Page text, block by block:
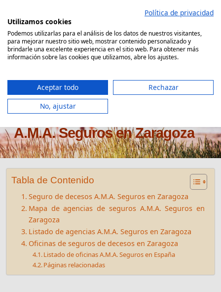
contenido
Comparador Seguro Decesos
Oficinas seguros de decesos
A.M.A. Seguros en Zaragoza
Tabla de Contenido
Seguro de decesos A.M.A. Seguros en Zaragoza
Mapa de agencias de seguros A.M.A. Seguros en
Zaragoza
Listado de agencias A.M.A. Seguros en Zaragoza
Oficinas de seguros de decesos en Zaragoza
Listado de oficinas A.M.A. Seguros en España
Páginas relacionadas
Política de privacidad
Utilizamos cookies
Podemos utilizarlas para el análisis de los datos de nuestros visitantes,
para mejorar nuestro sitio web, mostrar contenido personalizado y
brindarle una excelente experiencia en el sitio web. Para obtener más
información sobre las cookies que utilizamos, abre los ajustes.
Aceptar todo
Rechazar
No, ajustar